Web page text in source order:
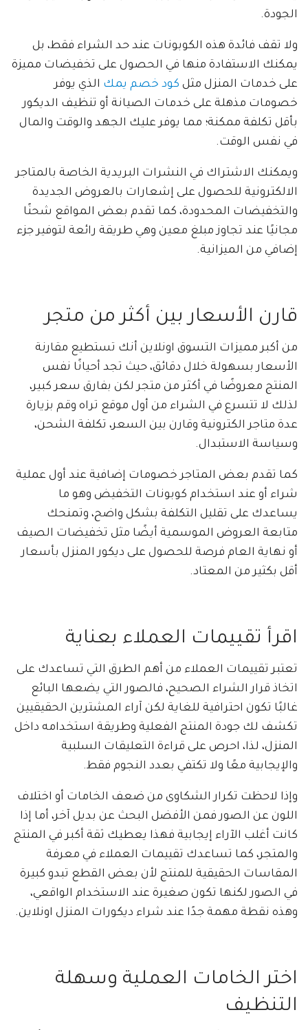
الجودة.
ولا تقف فائدة هذه الكوبونات عند حد الشراء فقط، بل
يمكنك الاستفادة منها في الحصول على تخفيضات مميزة
على خدمات المنزل مثل كود خصم يمك الذي يوفر
خصومات مذهلة على خدمات الصيانة أو تنظيف الديكور
بأقل تكلفة ممكنة؛ مما يوفر عليك الجهد والوقت والمال
في نفس الوقت.
ويمكنك الاشتراك في النشرات البريدية الخاصة بالمتاجر
الالكترونية للحصول على إشعارات بالعروض الجديدة
والتخفيضات المحدودة، كما تقدم بعض المواقع شحنًا
مجانيًا عند تجاوز مبلغ معين وهي طريقة رائعة لتوفير جزء
إضافي من الميزانية.
قارن الأسعار بين أكثر من متجر
من أكبر مميزات التسوق اونلاين أنك تستطيع مقارنة
الأسعار بسهولة خلال دقائق، حيث تجد أحيانًا نفس
المنتج معروضًا في أكثر من متجر لكن بفارق سعر كبير،
لذلك لا تتسرع في الشراء من أول موقع تراه وقم بزيارة
عدة متاجر الكترونية وقارن بين السعر، تكلفة الشحن،
وسياسة الاستبدال.
كما تقدم بعض المتاجر خصومات إضافية عند أول عملية
شراء أو عند استخدام كوبونات التخفيض وهو ما
يساعدك على تقليل التكلفة بشكل واضح، وتمنحك
متابعة العروض الموسمية أيضًا مثل تخفيضات الصيف
أو نهاية العام فرصة للحصول على ديكور المنزل بأسعار
أقل بكثير من المعتاد.
اقرأ تقييمات العملاء بعناية
تعتبر تقييمات العملاء من أهم الطرق التي تساعدك على
اتخاذ قرار الشراء الصحيح، فالصور التي يضعها البائع
غالبًا تكون احترافية للغاية لكن آراء المشترين الحقيقيين
تكشف لك جودة المنتج الفعلية وطريقة استخدامه داخل
المنزل، لذا، احرص على قراءة التعليقات السلبية
والإيجابية معًا ولا تكتفي بعدد النجوم فقط.
وإذا لاحظت تكرار الشكاوى من ضعف الخامات أو اختلاف
اللون عن الصور فمن الأفضل البحث عن بديل آخر، أما إذا
كانت أغلب الآراء إيجابية فهذا يعطيك ثقة أكبر في المنتج
والمتجر، كما تساعدك تقييمات العملاء في معرفة
المقاسات الحقيقية للمنتج لأن بعض القطع تبدو كبيرة
في الصور لكنها تكون صغيرة عند الاستخدام الواقعي،
وهذه نقطة مهمة جدًا عند شراء ديكورات المنزل اونلاين.
اختر الخامات العملية وسهلة
التنظيف